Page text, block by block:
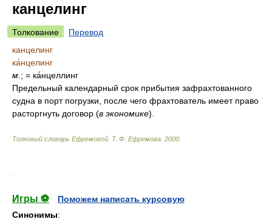
канцелинг
Толкование
Перевод
канцелинг
ка́нцелинг
м. ; = ка́нцеллинг
Предельный календарный срок прибытия зафрахтованного
судна в порт погрузки, после чего фрахтователь имеет право
расторгнуть договор (в экономике)
Толковый словарь Ефремовой Т. Ф. Ефремова. 2000
Игры ⚽
Поможем написать курсовую
Синонимы: